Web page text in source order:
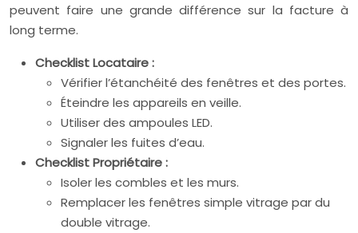
peuvent faire une grande différence sur la facture à
long terme.
Checklist Locataire :
Vérifier l’étanchéité des fenêtres et des portes.
Éteindre les appareils en veille.
Utiliser des ampoules LED.
Signaler les fuites d’eau.
Checklist Propriétaire :
Isoler les combles et les murs.
Remplacer les fenêtres simple vitrage par du
double vitrage.